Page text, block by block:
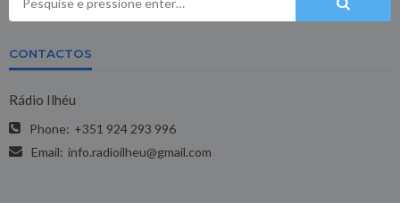
CONTACTOS
Rádio Ilhéu
Phone: +351 924 293 996
Email: info.radioilheu@gmail.com